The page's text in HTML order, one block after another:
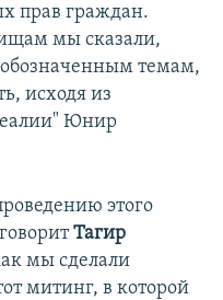
прав граждан.
мы сказали,
темам,
исходя из
Юнир
этого
Тагир
мы сделали
митинг, в которой